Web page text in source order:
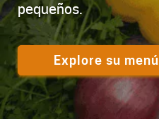
pequeños.
Explore su menú